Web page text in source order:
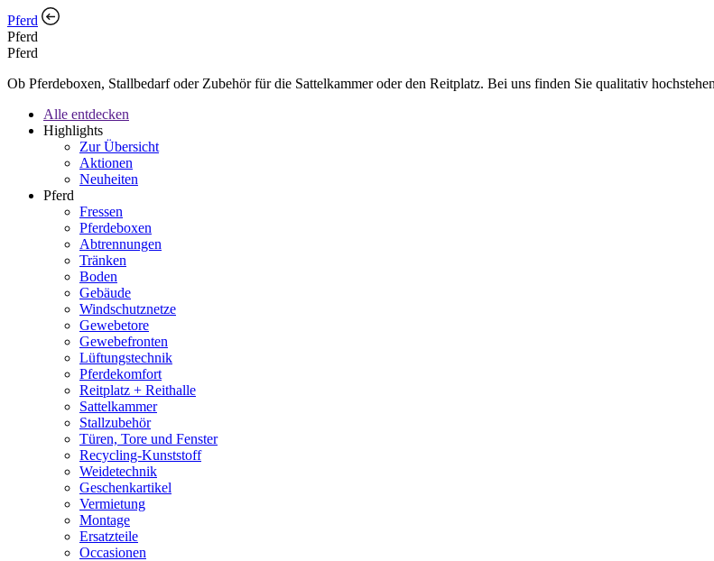
Pferd
Pferd
Pferd
Ob Pferdeboxen, Stallbedarf oder Zubehör für die Sattelkammer oder den Reitplatz. Bei uns finden Sie qualitativ
Alle entdecken
Highlights
Zur Übersicht
Aktionen
Neuheiten
Pferd
Fressen
Pferdeboxen
Abtrennungen
Tränken
Boden
Gebäude
Windschutznetze
Gewebetore
Gewebefronten
Lüftungstechnik
Pferdekomfort
Reitplatz + Reithalle
Sattelkammer
Stallzubehör
Türen, Tore und Fenster
Recycling-Kunststoff
Weidetechnik
Geschenkartikel
Vermietung
Montage
Ersatzteile
Occasionen